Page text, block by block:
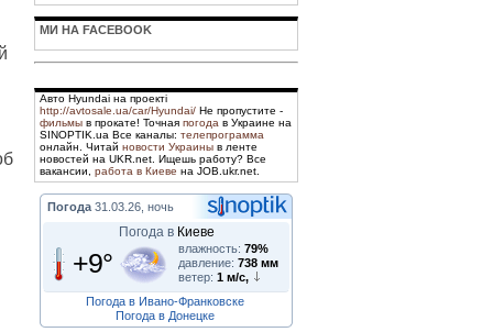
МИ НА FACEBOOK
Авто Hyundai на проекті
http://avtosale.ua/car/Hyundai/ Не пропустите -
фильмы в прокате! Точная погода в Украине на
SINOPTIK.ua Все каналы: телепрограмма
онлайн. Читай новости Украины в ленте
новостей на UKR.net. Ищешь работу? Все
вакансии, работа в Киеве на JOB.ukr.net.
Погода 31.03.26, ночь
Погода в Киеве
+9° влажность: 79%
давление: 738 мм
ветер: 1 м/с,
Погода в Ивано-Франковске
Погода в Донецке